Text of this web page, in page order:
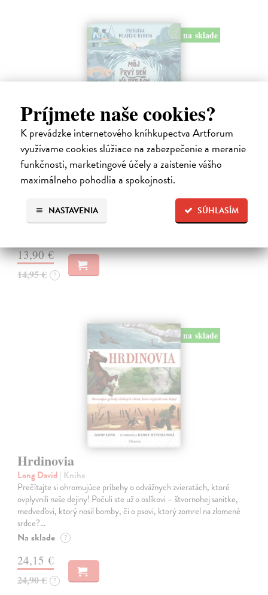
Príjmete naše cookies?
K prevádzke internetového kníhkupectva Artforum
využívame cookies slúžiace na zabezpečenie a meranie
funkčnosti, marketingové účely a zaistenie vášho
maximálneho pohodlia a spokojnosti.
SÚHLASÍM
NASTAVENIA
na sklade
Môj prvý deň na rybách
Millard Will| Kniha
V bohato ilustrovanej príručke nájdu mladí záujemcovia všetky
prvú rybačku. Autor knihy Will Millard, skúsený rybár, cestovateľ a
moderátor…
13,90 €
14,95 € ?
na sklade
Hrdinovia
Long David | Kniha
Prečítajte si ohromujúce príbehy o odvážnych zvieratách, ktoré
ovplyvnili naše dejiny! Počuli ste už o oslíkovi – štvornohej sanitke,
medveďovi, ktorý nosil bomby, či o psovi, ktorý zomrel na zlomené
srdce?…
Na sklade ?
24,15 €
24,90 € ?